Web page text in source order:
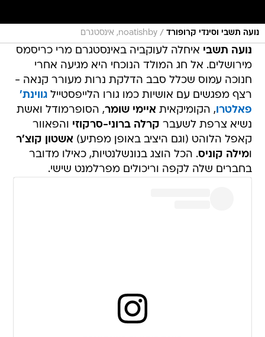
נועה תשבי וסינדי קרופורד / noatishby, אינסטגרם
נועה תשבי איחלה לעוקביה באינסטגרם מרי כריסמס
מירושלים. אל חג המולד הנוכחי היא מגיעה אחרי
חנוכה עמוס שכלל סבב הדלקת נרות מעורר קנאה -
רצף מפגשים עם אושיות כמו גורו הלייפסטיילגווינת'
פאלטרו, הקומיקאית איימי שומר, הסופרמודל ואשת
נשיא צרפת לשעבר קרלה ברוני-סרקוזי והפאוור
קאפל הלוהט (וגם היציב באופן מפתיע) אשטון קוצ'ר
ומילה קוניס. הכל הוצג בנונשלנטיות, כאילו מדובר
בחברים שלה לקפה וריכולים מפרלמנט שישי.